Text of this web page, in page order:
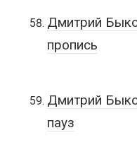
Дмитрий
пропись
Дмитрий
пауз